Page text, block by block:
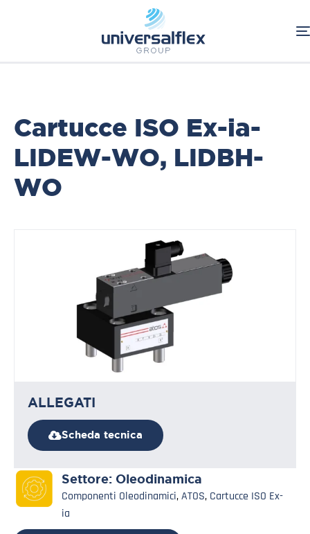
Componenti Oleodinamici
Cartucce ISO Ex-ia
Cartucce ISO Ex-ia-
LIDEW-WO, LIDBH-
WO
ALLEGATI
Scheda tecnica
Settore: Oleodinamica
Componenti Oleodinamici,ATOS, Cartucce ISO Ex-
ia